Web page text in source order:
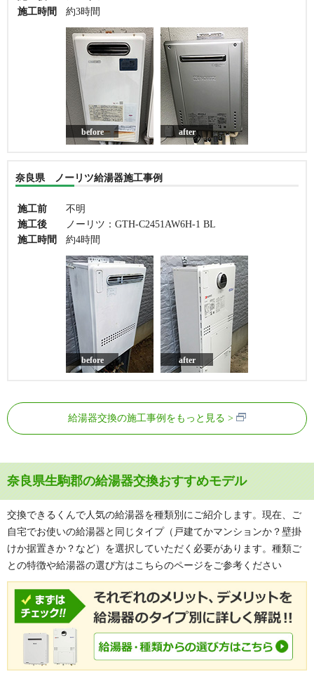
施工時間
約3時間
before after
奈良県 ノーリツ給湯器施工事例
施工前
不明
施工後
ノーリツ：GTH-C2451AW6H-1 BL
施工時間
約4時間
before after
給湯器交換の施工事例をもっと見る
奈良県生駒郡の給湯器交換おすすめモデル
交換できるくんで人気の給湯器を種類別にご紹介します。現在、ご
自宅でお使いの給湯器と同じタイプ（戸建てかマンションか？壁掛
けか据置きか？など）を選択していただく必要があります。種類ご
との特徴や給湯器の選び方はこちらのページをご参考ください